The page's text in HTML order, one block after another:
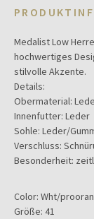
Medalist Low
hochwertiges
stilvolle Akzente.
Details:
Obermaterial:
Innenfutter: Leder
Sohle: Leder/
Verschluss:
Besonderheit:
Color: Wht/
Größe: 41